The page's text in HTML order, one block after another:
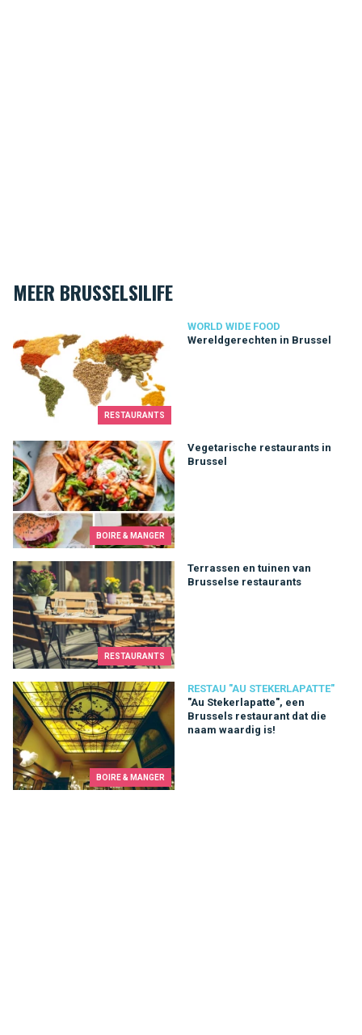
MEER BRUSSELSILIFE
RESTAURANTS
WORLD WIDE FOOD
Wereldgerechten in Brussel
BOIRE & MANGER
Vegetarische restaurants in
Brussel
Vegetarische restaurants in Brussel
RESTAURANTS
Terrassen en tuinen van
Brusselse restaurants
Terrassen en tuinen van Brusselse restaurants
BOIRE & MANGER
RESTAU "AU STEKERLAPATTE"
"Au Stekerlapatte", een
Brussels restaurant dat die
naam waardig is!
"Au Stekerlapatte", een Brussels restaurant dat die naam